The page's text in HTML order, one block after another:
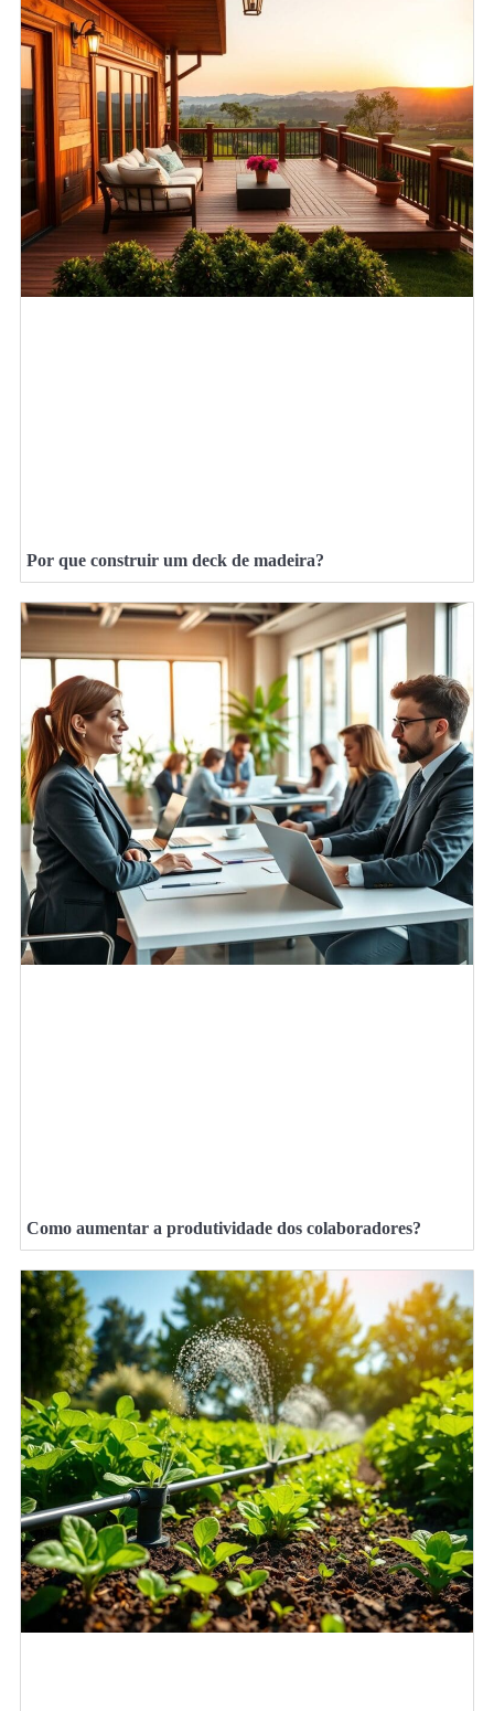
Por que construir um deck de madeira?
Como aumentar a produtividade dos colaboradores?